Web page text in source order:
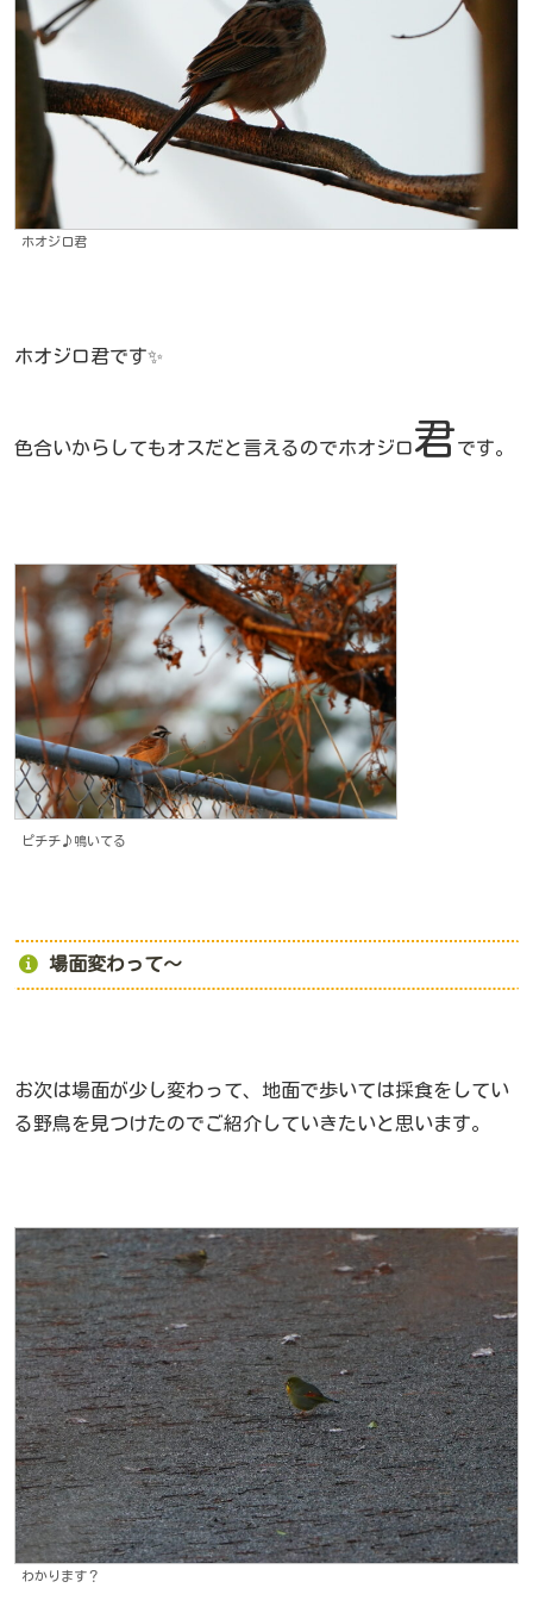
ホオジロ君
ホオジロ君です✨
色合いからしてもオスだと言えるのでホオジロ君です。
ピチチ♪鳴いてる
場面変わって～
お次は場面が少し変わって、地面で歩いては採食をしてい
る野鳥を見つけたのでご紹介していきたいと思います。
わかります？